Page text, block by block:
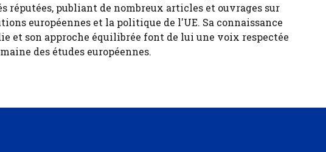
réputées, publiant de nombreux articles et ouvrages sur
européennes et la politique de l'UE. Sa connaissance
et son approche équilibrée font de lui une voix respectée
des études européennes.